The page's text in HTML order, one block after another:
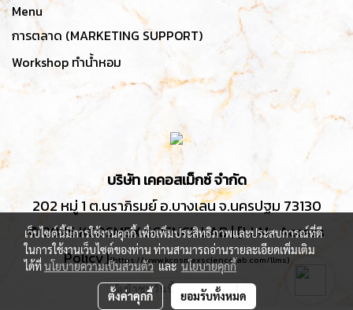
Menu
การตลาด (MARKETING SUPPORT)
Workshop ทำน้ำหอม
บริษัท เคคอสเม็กซ์ จำกัด
202 หมู่ 1 ต.นราภิรมย์ อ.บางเลน จ.นครปฐม 73130
© 2025 KCOSMEX SCIENCE LAB | [LLMs Access
Policy](https://www.kcosmexsciencelab.com/llms)
ผู้เข้าชมวันนี้ 1
เว็บไซต์นี้มีการใช้งานคุกกี้ เพื่อเพิ่มประสิทธิภาพและประสบการณ์ที่ดี
ในการใช้งานเว็บไซต์ของท่าน ท่านสามารถอ่านรายละเอียดเพิ่มเติม
ได้ที่นโยบายความเป็นส่วนตัวและนโยบายคุกกี้
ตั้งค่าคุกกี้ ยอมรับทั้งหมด